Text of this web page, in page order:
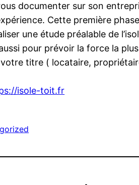
documenter sur son
Cette première
une étude préalable de
pour prévoir la force la
titre ( locataire,
isole-toit.fr